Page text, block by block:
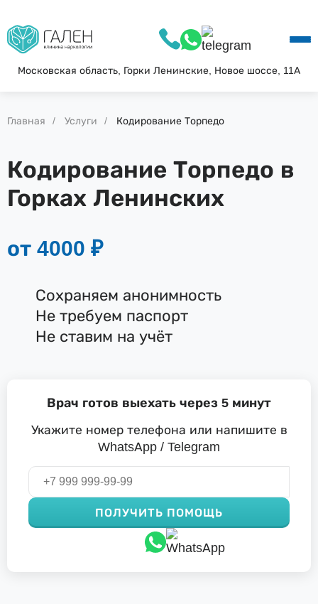
Московская область, Горки Ленинские, Новое шоссе, 11А
О КЛИНИКЕ
УСЛУГИ
КОНТАКТЫ
Главная Услуги Кодирование Торпедо
Кодирование Торпедо в
Горках Ленинских
от 4000 ₽
Сохраняем анонимность
Не требуем паспорт
Не ставим на учёт
Врач готов выехать через 5 минут
Укажите номер телефона или напишите в
WhatsApp / Telegram
ПОЛУЧИТЬ ПОМОЩЬ